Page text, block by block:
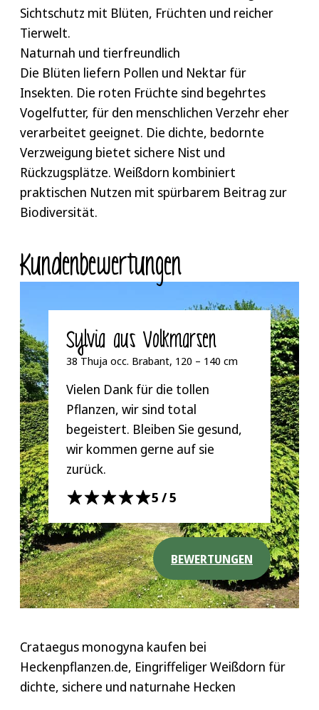
Dornen sind kräftig.
Sichtschutz mit Blüten, Früchten und reicher
Tierwelt.
Naturnah und tierfreundlich
Die Blüten liefern Pollen und Nektar für
Insekten. Die roten Früchte sind begehrtes
Vogelfutter, für den menschlichen Verzehr eher
verarbeitet geeignet. Die dichte, bedornte
Verzweigung bietet sichere Nist und
Rückzugsplätze. Weißdorn kombiniert
praktischen Nutzen mit spürbarem Beitrag zur
Biodiversität.
Kunden­bewertungen
Sylvia aus Volkmarsen
38 Thuja occ. Brabant, 120 – 140 cm
Vielen Dank für die tollen
Pflanzen, wir sind total
begeistert. Bleiben Sie gesund,
wir kommen gerne auf sie
zurück.
5/5
BEWERTUNGEN
Crataegus monogyna kaufen bei
Heckenpflanzen.de, Eingriffeliger Weißdorn für
dichte, sichere und naturnahe Hecken